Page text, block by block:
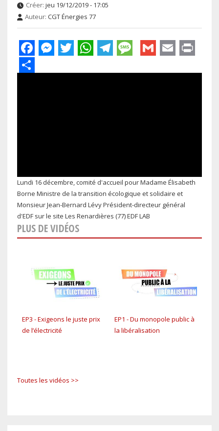
Créer: jeu 19/12/2019 - 17:05
Auteur: CGT Énergies 77
Facebook
Messenger
Twitter
WhatsApp
Telegram
Message
Gmail
Email
Lundi 16 décembre, comité d'accueil pour Madame Élisabeth
Borne Ministre de la transition écologique et solidaire et
Monsieur Jean-Bernard Lévy Président-directeur général
d'EDF sur le site Les Renardières (77) EDF LAB
PLUS DE VIDÉOS
EP3 - Exigeons le juste prix
de l’électricité
EP1 - Du monopole public à
la libéralisation
Toutes les vidéos >>